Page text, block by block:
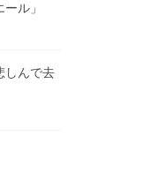
ル」
しんで去